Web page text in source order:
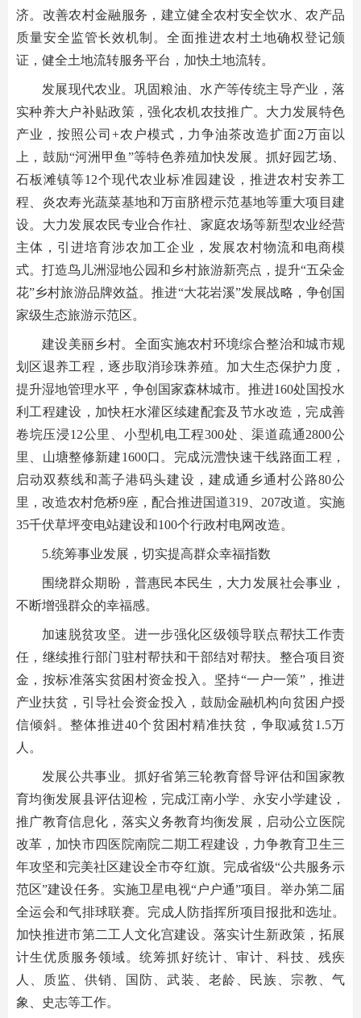
济。改善农村金融服务，建立健全农村安全饮水、农产品
质量安全监管长效机制。全面推进农村土地确权登记颁
证，健全土地流转服务平台，加快土地流转。
发展现代农业。巩固粮油、水产等传统主导产业，落
实种养大户补贴政策，强化农机农技推广。大力发展特色
产业，按照公司+农户模式，力争油茶改造扩面2万亩以
上，鼓励“河洲甲鱼”等特色养殖加快发展。抓好园艺场、
石板滩镇等12个现代农业标准园建设，推进农村安养工
程、炎农寿光蔬菜基地和万亩脐橙示范基地等重大项目建
设。大力发展农民专业合作社、家庭农场等新型农业经营
主体，引进培育涉农加工企业，发展农村物流和电商模
式。打造鸟儿洲湿地公园和乡村旅游新亮点，提升“五朵金
花”乡村旅游品牌效益。推进“大花岩溪”发展战略，争创国
家级生态旅游示范区。
建设美丽乡村。全面实施农村环境综合整治和城市规
划区退养工程，逐步取消珍珠养殖。加大生态保护力度，
提升湿地管理水平，争创国家森林城市。推进160处国投水
利工程建设，加快枉水灌区续建配套及节水改造，完成善
卷垸压浸12公里、小型机电工程300处、渠道疏通2800公
里、山塘整修新建1600口。完成沅澧快速干线路面工程，
启动双蔡线和蒿子港码头建设，建成通乡通村公路80公
里，改造农村危桥9座，配合推进国道319、207改道。实施
35千伏草坪变电站建设和100个行政村电网改造。
5.统筹事业发展，切实提高群众幸福指数
围绕群众期盼，普惠民本民生，大力发展社会事业，
不断增强群众的幸福感。
加速脱贫攻坚。进一步强化区级领导联点帮扶工作责
任，继续推行部门驻村帮扶和干部结对帮扶。整合项目资
金，按标准落实贫困村资金投入。坚持“一户一策”，推进
产业扶贫，引导社会资金投入，鼓励金融机构向贫困户授
信倾斜。整体推进40个贫困村精准扶贫，争取减贫1.5万
人。
发展公共事业。抓好省第三轮教育督导评估和国家教
育均衡发展县评估迎检，完成江南小学、永安小学建设，
推广教育信息化，落实义务教育均衡发展，启动公立医院
改革，加快市四医院南院二期工程建设，力争教育卫生三
年攻坚和完美社区建设全市夺红旗。完成省级“公共服务示
范区”建设任务。实施卫星电视“户户通”项目。举办第二届
全运会和气排球联赛。完成人防指挥所项目报批和选址。
加快推进市第二工人文化宫建设。落实计生新政策，拓展
计生优质服务领域。统筹抓好统计、审计、科技、残疾
人、质监、供销、国防、武装、老龄、民族、宗教、气
象、史志等工作。